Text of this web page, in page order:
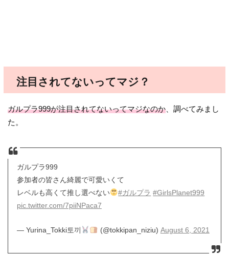
注目されてないってマジ？
ガルプラ999が注目されてないってマジなのか 、調べてみまし
た。
ガルプラ999
参加者の皆さん綺麗で可愛いくて
レベルも高くて推し選べない
#ガルプラ #GirlsPlanet999
pic.twitter.com/7piiNPaca7
— Yurina_Tokki토끼 (@tokkipan_niziu) August 6, 2021